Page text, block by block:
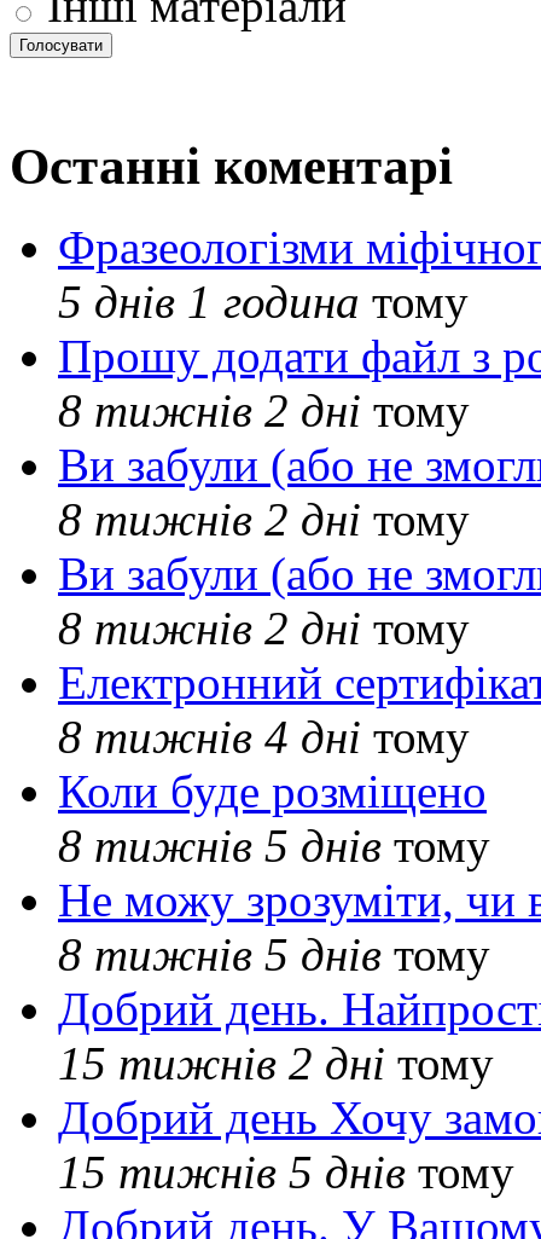
Останні коментарі
Фразеологізми
5 днів 1 година тому
Прошу додати файл з
8 тижнів 2 дні тому
Ви забули (або не
8 тижнів 2 дні тому
Ви забули (або не
8 тижнів 2 дні тому
Електронний
8 тижнів 4 дні тому
Коли буде розміщено
8 тижнів 5 днів тому
Не можу зрозуміти, чи
8 тижнів 5 днів тому
Добрий день.
15 тижнів 2 дні тому
Добрий день Хочу
15 тижнів 5 днів тому
Добрий день. У Вашому